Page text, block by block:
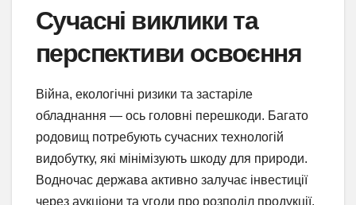
Сучасні виклики та
перспективи освоєння
Війна, екологічні ризики та застаріле
обладнання — ось головні перешкоди. Багато
родовищ потребують сучасних технологій
видобутку, які мінімізують шкоду для природи.
Водночас держава активно залучає інвестиції
через аукціони та угоди про розподіл продукції,